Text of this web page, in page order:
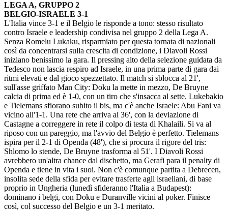
LEGA A, GRUPPO 2
BELGIO-ISRAELE 3-1
L'Italia vince 3-1 e il Belgio le risponde a tono: stesso risultato
contro Israele e leadership condivisa nel gruppo 2 della Lega A.
Senza Romelu Lukaku, risparmiato per questa tornata di nazionali
così da concentrarsi sulla crescita di condizione, i Diavoli Rossi
iniziano benissimo la gara. Il pressing alto della selezione guidata da
Tedesco non lascia respiro ad Israele, in una prima parte di gara dai
ritmi elevati e dal gioco spezzettato. Il match si sblocca al 21',
sull'asse griffato Man City: Doku la mette in mezzo, De Bruyne
calcia di prima ed è 1-0, con un tiro che s'insacca al sette. Lukebakio
e Tielemans sfiorano subito il bis, ma c'è anche Israele: Abu Fani va
vicino all'1-1. Una rete che arriva al 36', con la deviazione di
Castagne a correggere in rete il colpo di testa di Khalaili. Si va al
riposo con un pareggio, ma l'avvio del Belgio è perfetto. Tielemans
ispira per il 2-1 di Openda (48'), che si procura il rigore del tris:
Shlomo lo stende, De Bruyne trasforma al 51'. I Diavoli Rossi
avrebbero un'altra chance dal dischetto, ma Gerafi para il penalty di
Openda e tiene in vita i suoi. Non c'è comunque partita a Debrecen,
insolita sede della sfida per evitare trasferte agli israeliani, di base
proprio in Ungheria (lunedì sfideranno l'Italia a Budapest):
dominano i belgi, con Doku e Duranville vicini al poker. Finisce
così, col successo del Belgio e un 3-1 meritato.